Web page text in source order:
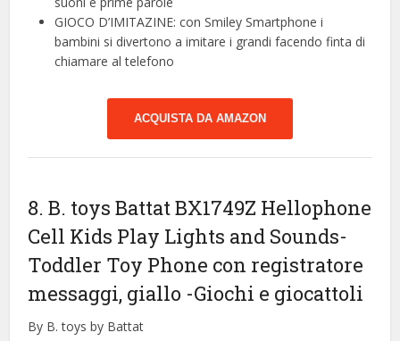
GIOCO D’IMITAZINE: con Smiley Smartphone i
bambini si divertono a imitare i grandi facendo finta di
chiamare al telefono
ACQUISTA DA AMAZON
8. B. toys Battat BX1749Z Hellophone
Cell Kids Play Lights and Sounds-
Toddler Toy Phone con registratore
messaggi, giallo -Giochi e giocattoli
By B. toys by Battat